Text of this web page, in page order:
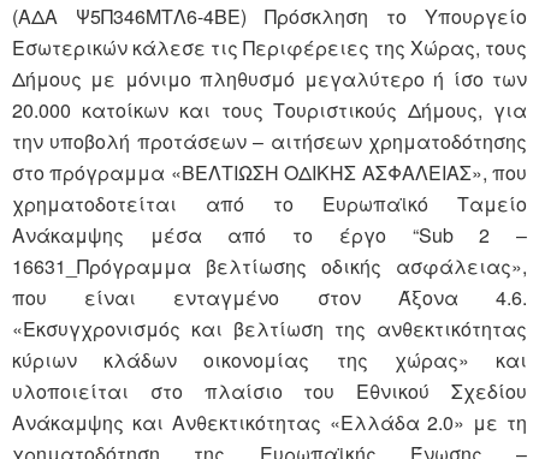
(ΑΔΑ Ψ5Π346ΜΤΛ6-4ΒΕ) Πρόσκληση το Υπουργείο
Εσωτερικών κάλεσε τις Περιφέρειες της Χώρας, τους
Δήμους με μόνιμο πληθυσμό μεγαλύτερο ή ίσο των
20.000 κατοίκων και τους Τουριστικούς Δήμους, για
την υποβολή προτάσεων – αιτήσεων χρηματοδότησης
στο πρόγραμμα «ΒΕΛΤΙΩΣΗ ΟΔΙΚΗΣ ΑΣΦΑΛΕΙΑΣ», που
χρηματοδοτείται από το Ευρωπαϊκό Ταμείο
Ανάκαμψης μέσα από το έργο “Sub 2 –
16631_Πρόγραμμα βελτίωσης οδικής ασφάλειας»,
που είναι ενταγμένο στον Άξονα 4.6.
«Εκσυγχρονισμός και βελτίωση της ανθεκτικότητας
κύριων κλάδων οικονομίας της χώρας» και
υλοποιείται στο πλαίσιο του Εθνικού Σχεδίου
Ανάκαμψης και Ανθεκτικότητας «Ελλάδα 2.0» με τη
χρηματοδότηση της Ευρωπαϊκής Ένωσης –